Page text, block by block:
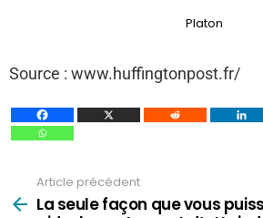
Platon
Source : www.huffingtonpost.fr/
plus
Article précédent
La seule façon que vous